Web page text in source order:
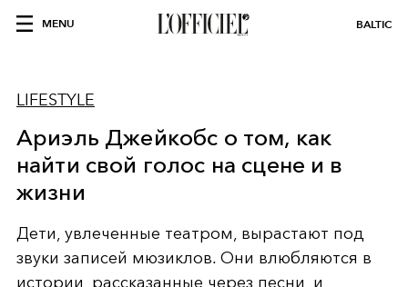
MENU BALTIC
LIFESTYLE
Ариэль Джейкобс о том, как
найти свой голос на сцене и в
жизни
Дети, увлеченные театром, вырастают под
звуки записей мюзиклов. Они влюбляются в
истории, рассказанные через песни, и